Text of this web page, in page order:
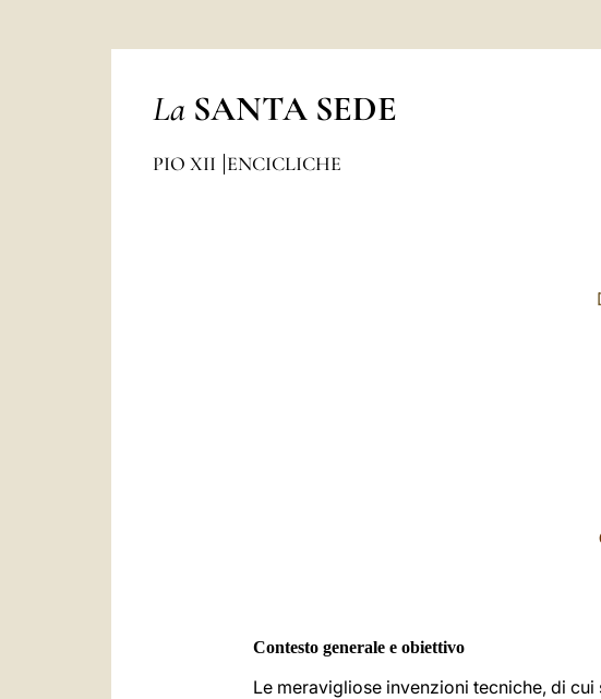
La SANTA SEDE
PIO XII ENCICLICHE
Contesto generale e obiettivo
Le meravigliose invenzioni tecniche, di